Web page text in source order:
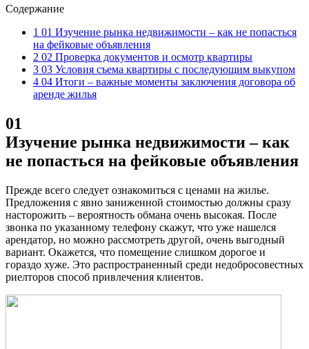
Содержание
1 01 Изучение рынка недвижимости – как не попасться
на фейковые объявления
2 02 Проверка документов и осмотр квартиры
3 03 Условия съема квартиры с последующим выкупом
4 04 Итоги – важные моменты заключения договора об
аренде жилья
01
Изучение рынка недвижимости – как
не попасться на фейковые объявления
Прежде всего следует ознакомиться с ценами на жилье.
Предложения с явно заниженной стоимостью должны сразу
насторожить – вероятность обмана очень высокая. После
звонка по указанному телефону скажут, что уже нашелся
арендатор, но можно рассмотреть другой, очень выгодный
вариант. Окажется, что помещение слишком дорогое и
гораздо хуже. Это распространенный среди недобросовестных
риелторов способ привлечения клиентов.